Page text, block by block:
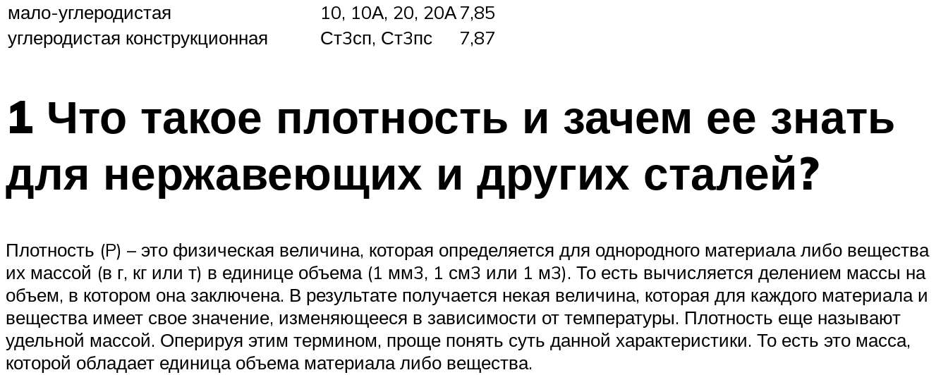
мало-углеродистая
10, 10А, 20, 20А7,85
углеродистая конструкционная
Ст3сп, Ст3пс 7,87
1 Что такое плотность и зачем ее знать
для нержавеющих и других сталей?
Плотность (P) – это физическая величина, которая определяется для однородного материала либо вещества
их массой (в г, кг или т) в единице объема (1 мм3, 1 см3 или 1 м3). То есть вычисляется делением массы на
объем, в котором она заключена. В результате получается некая величина, которая для каждого материала и
вещества имеет свое значение, изменяющееся в зависимости от температуры. Плотность еще называют
удельной массой. Оперируя этим термином, проще понять суть данной характеристики. То есть это масса,
которой обладает единица объема материала либо вещества.